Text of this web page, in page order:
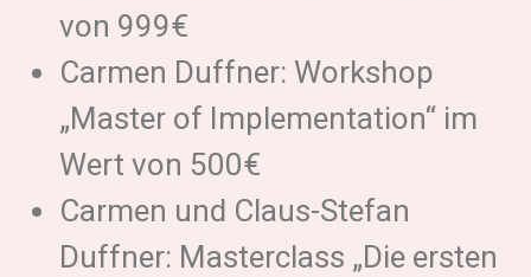
von 999€
Carmen Duffner: Workshop
„Master of Implementation“ im
Wert von 500€
Carmen und Claus-Stefan
Duffner: Masterclass „Die ersten